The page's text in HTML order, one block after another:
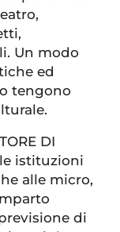
Un modo
ed
tengono
DI
istituzioni
alle micro,
di